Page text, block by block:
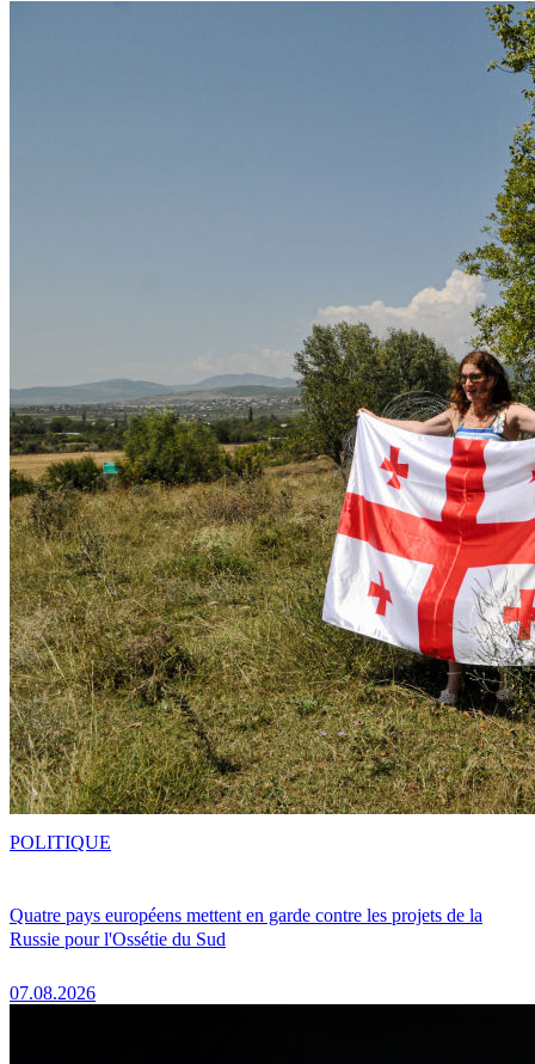
Quatre pays européens mettent en garde contre les projets de la
Russie pour l'Ossétie du Sud
07.08.2026
POLITIQUE